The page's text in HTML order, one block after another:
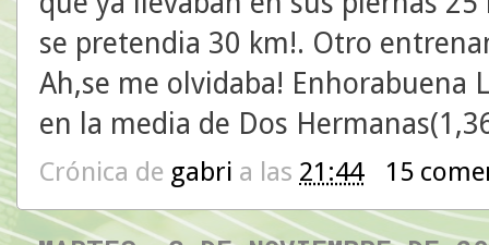
se pretendia 30 km!. Otro
Ah,se me olvidaba!
en la media de Dos
Crónica de gabri a las 21:44 15